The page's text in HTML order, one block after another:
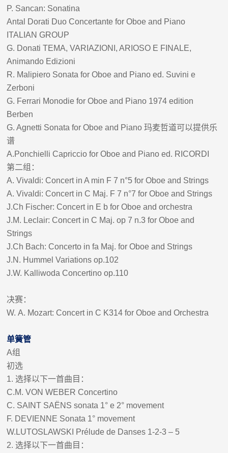
P. Sancan: Sonatina
Antal Dorati Duo Concertante for Oboe and Piano
ITALIAN GROUP
G. Donati TEMA, VARIAZIONI, ARIOSO E FINALE,
Animando Edizioni
R. Malipiero Sonata for Oboe and Piano ed. Suvini e
Zerboni
G. Ferrari Monodie for Oboe and Piano 1974 edition
Berben
G. Agnetti Sonata for Oboe and Piano 玛麦哲道可以提供乐
谱
A.Ponchielli Capriccio for Oboe and Piano ed. RICORDI
第二组：
A. Vivaldi: Concert in A min F 7 n°5 for Oboe and Strings
A. Vivaldi: Concert in C Maj. F 7 n°7 for Oboe and Strings
J.Ch Fischer: Concert in E b for Oboe and orchestra
J.M. Leclair: Concert in C Maj. op 7 n.3 for Oboe and
Strings
J.Ch Bach: Concerto in fa Maj. for Oboe and Strings
J.N. Hummel Variations op.102
J.W. Kalliwoda Concertino op.110
决赛：
W.A. Mozart: Concert in C K314 for Oboe and Orchestra
单簧管
A组
初选
1. 选择以下一首曲目：
C.M. VON WEBER Concertino
C. SAINT SAËNS sonata 1° e 2° movement
F. DEVIENNE Sonata 1° movement
W.LUTOSLAWSKI Prélude de Danses 1-2-3 – 5
2. 选择以下一首曲目：